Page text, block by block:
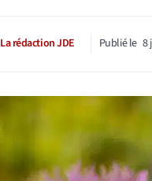
La rédaction JDE Publié le 8